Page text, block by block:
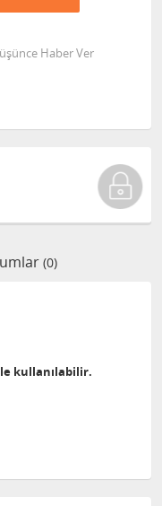
Haber Ver
128 Bit SSL ile güvende
(0)
kullanılabilir.